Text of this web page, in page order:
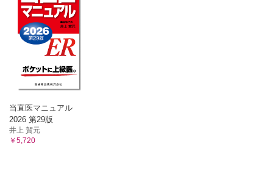
4）腹腔動脈・上腸間膜動脈の分枝型の成り立ち－吻合動脈
幹説（3）－ Tandler の変異肝動脈の成り立ちとその批判
第7節 変異肝動脈の成り立ち－「癒合と消退」説
1）「癒合と消退」説から見たMichels のaccessory 肝動脈と
replaced 肝動脈
第8節 肝動脈と門脈
1）肝動脈の走行と門脈の走行（1）－静脈の成り立ちと走行
2）肝動脈の走行と門脈の走行（2）－従来の門脈の成り立ち
図を見直す
当直医マニュアル
2026 第29版
井上 賀元
￥5,720